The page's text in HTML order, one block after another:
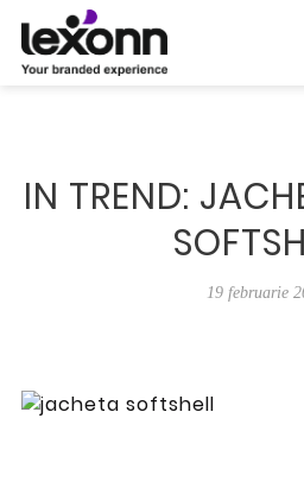
IN TREND:
19 februarie